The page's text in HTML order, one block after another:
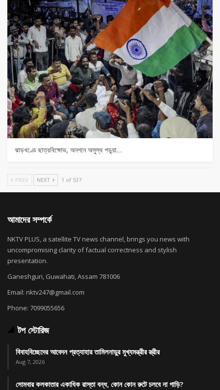
ঝাড়খণ্ডে ছাত্রবিক্ষোভ, অনশনে অসুস্থ পড়ুয়া…
PREV NEXT 1 of 537
আমাদের সম্পর্কে
NKTV PLUS, a satellite TV news channel, brings you news with
uncompromising clarity of factual correctness and stylish
presentation.
Ganeshguri, Guwahati, Assam 781006
Email: nktv247@gmail.com
Phone: 7099055656
টপ স্টোরিজ
বিবাহবিচ্ছেদের আবেদন প্রত্যাহার তামিলনাড়ুর মুখ্যমন্ত্রীর স্ত্রীর
Aug 7, 2026
সোমবার কলকাতার একাধিক রাস্তা বন্ধ, কোন কোন রুটে চলবে না গাড়ি?